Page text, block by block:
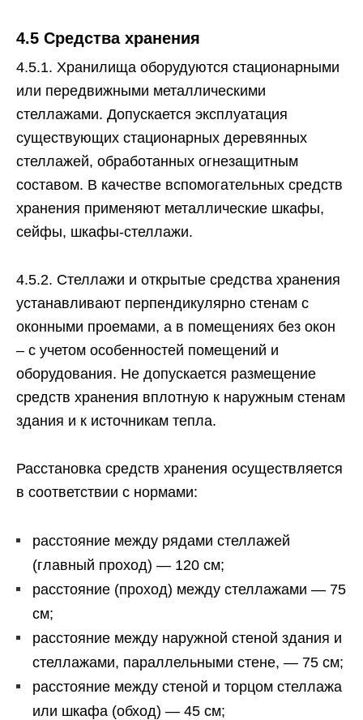
4.5 Средства хранения
4.5.1. Хранилища оборудуются стационарными
или передвижными металлическими
стеллажами. Допускается эксплуатация
существующих стационарных деревянных
стеллажей, обработанных огнезащитным
составом. В качестве вспомогательных средств
хранения применяют металлические шкафы,
сейфы, шкафы-стеллажи.
4.5.2. Стеллажи и открытые средства хранения
устанавливают перпендикулярно стенам с
оконными проемами, а в помещениях без окон
– с учетом особенностей помещений и
оборудования. Не допускается размещение
средств хранения вплотную к наружным стенам
здания и к источникам тепла.
Расстановка средств хранения осуществляется
в соответствии с нормами:
расстояние между рядами стеллажей
(главный проход) — 120 см;
расстояние (проход) между стеллажами — 75
см;
расстояние между наружной стеной здания и
стеллажами, параллельными стене, — 75 см;
расстояние между стеной и торцом стеллажа
или шкафа (обход) — 45 см;